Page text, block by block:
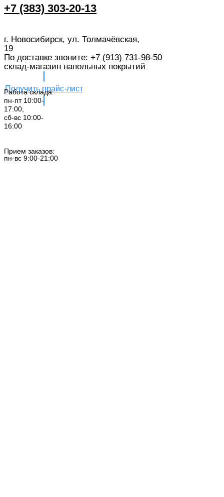
+7 (383) 303-20-13
г. Новосибирск, ул. Толмачёвская,
19
По доставке звоните: +7 (913) 731-98-50‬
склад-магазин напольных покрытий
Получить прайс-лист
Работа склада:
пн-пт 10:00-
17:00,
сб-вс 10:00-
16:00
Прием заказов:
пн-вс 9:00-21:00